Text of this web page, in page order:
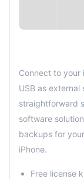
Connect to your
USB as
straightforward
software
backups for
iPhone.
Free license